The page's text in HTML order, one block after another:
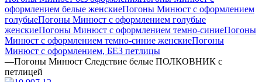
оформлением белые женскиеПогоны Минюст с оформлением
голубыеПогоны Минюст с оформлением голубые
женскиеПогоны Минюст с оформлением темно-синиеПогоны
Минюст с оформлением темно-синие женскиеПогоны
Минюст с оформлением, БЕЗ петлицы
—Погоны Минюст Следствие белые ПОЛКОВНИК с
петлицей